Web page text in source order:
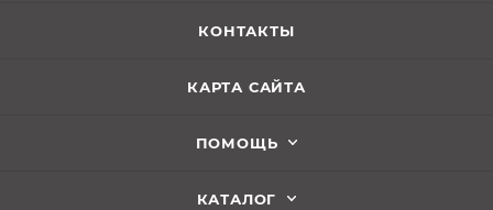
КОНТАКТЫ
КАРТА САЙТА
ПОМОЩЬ
КАТАЛОГ